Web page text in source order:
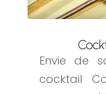
Envie de
cocktail